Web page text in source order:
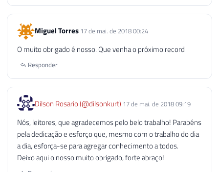
Miguel Torres 17 de mai. de 2018 00:24
O muito obrigado é nosso. Que venha o próximo record
Responder
Dilson Rosario (@dilsonkurt) 17 de mai. de 2018 09:19
Nós, leitores, que agradecemos pelo belo trabalho! Parabéns
pela dedicação e esforço que, mesmo com o trabalho do dia
a dia, esforça-se para agregar conhecimento a todos.
Deixo aqui o nosso muito obrigado, forte abraço!